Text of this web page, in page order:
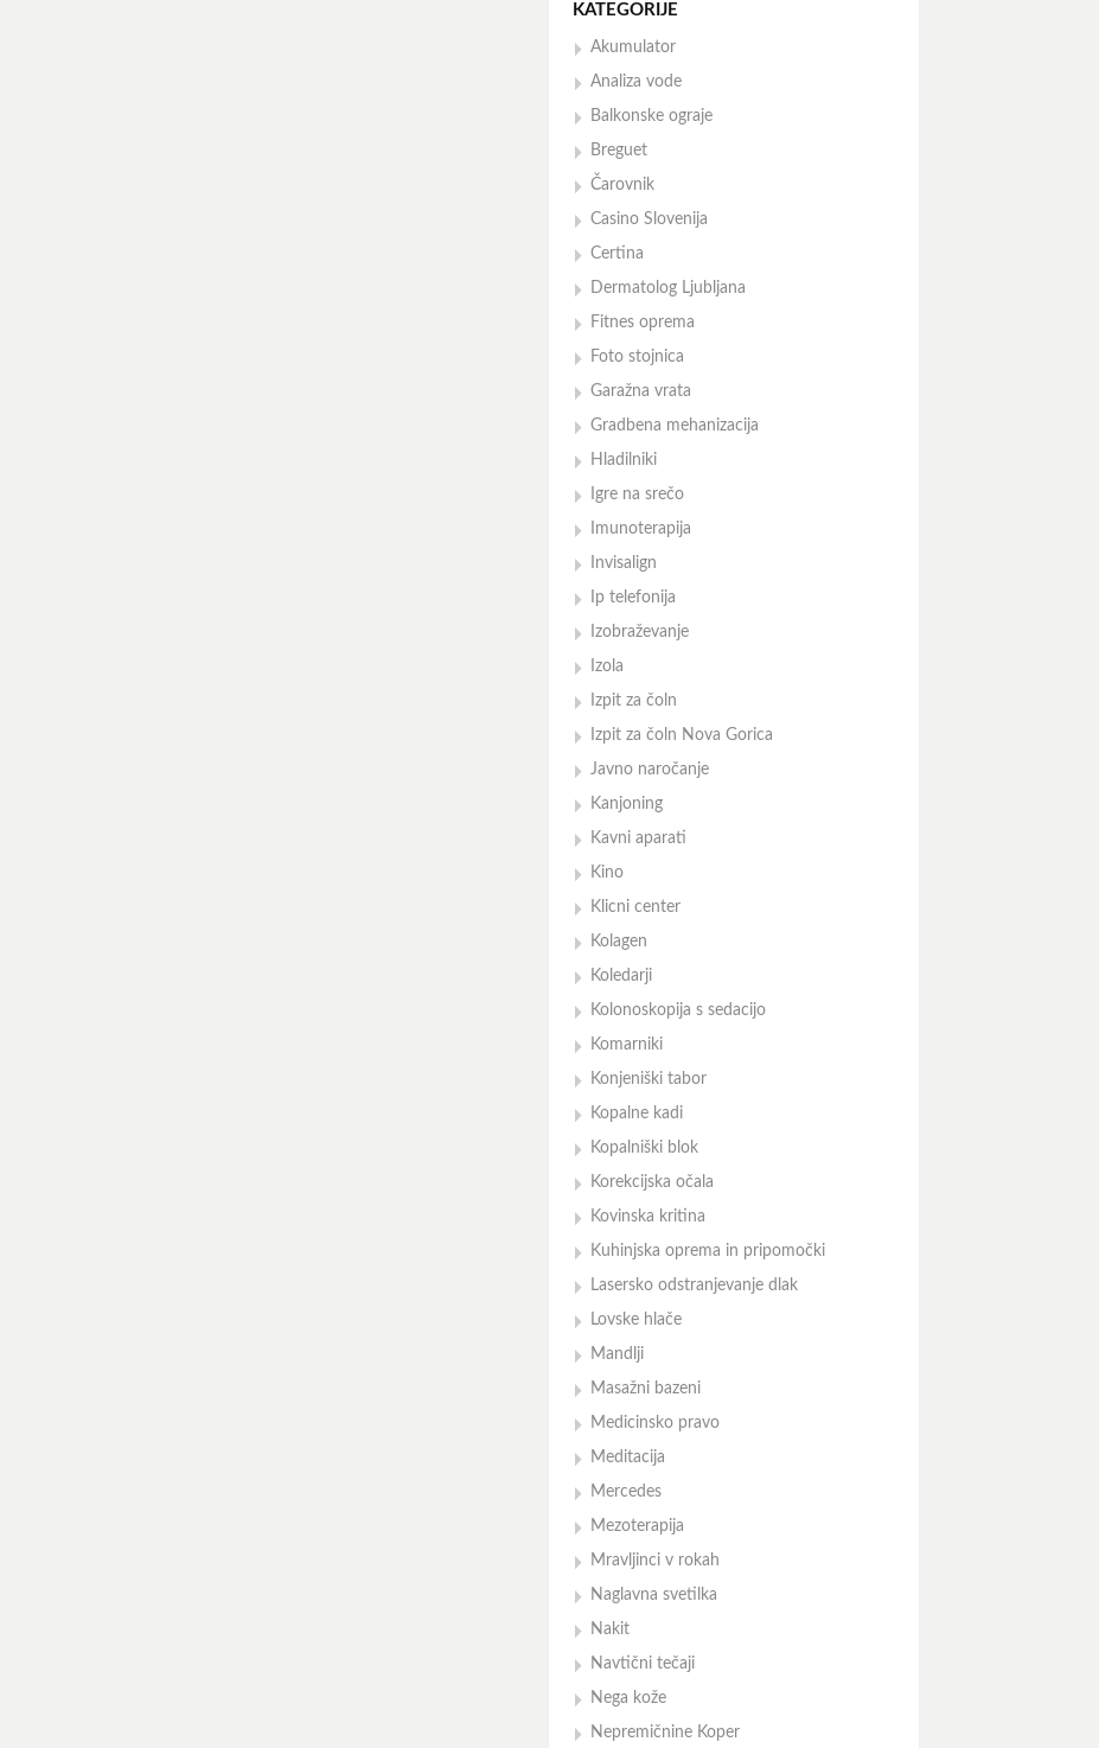
KATEGORIJE
Akumulator
Analiza vode
Balkonske ograje
Breguet
Čarovnik
Casino Slovenija
Certina
Dermatolog Ljubljana
Fitnes oprema
Foto stojnica
Garažna vrata
Gradbena mehanizacija
Hladilniki
Igre na srečo
Imunoterapija
Invisalign
Ip telefonija
Izobraževanje
Izola
Izpit za čoln
Izpit za čoln Nova Gorica
Javno naročanje
Kanjoning
Kavni aparati
Kino
Klicni center
Kolagen
Koledarji
Kolonoskopija s sedacijo
Komarniki
Konjeniški tabor
Kopalne kadi
Kopalniški blok
Korekcijska očala
Kovinska kritina
Kuhinjska oprema in pripomočki
Lasersko odstranjevanje dlak
Lovske hlače
Mandlji
Masažni bazeni
Medicinsko pravo
Meditacija
Mercedes
Mezoterapija
Mravljinci v rokah
Naglavna svetilka
Nakit
Navtični tečaji
Nega kože
Nepremičnine Koper